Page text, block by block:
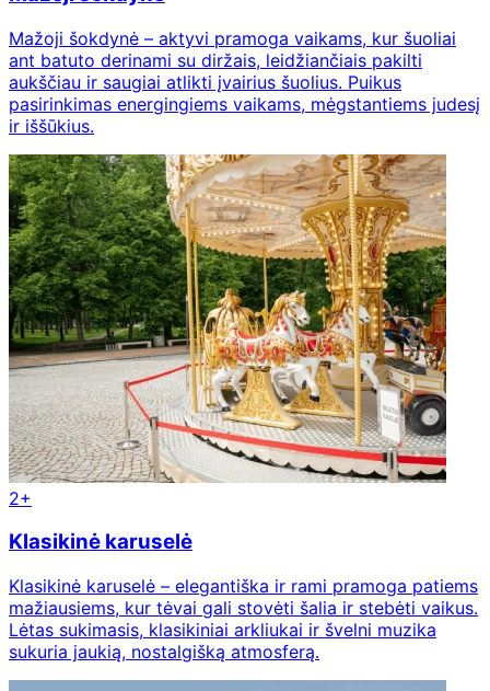
Mažoji šokdynė – aktyvi pramoga vaikams, kur šuoliai
ant batuto derinami su diržais, leidžiančiais pakilti
aukščiau ir saugiai atlikti įvairius šuolius. Puikus
pasirinkimas energingiems vaikams, mėgstantiems judesį
ir iššūkius.
2+
Klasikinė karuselė
Klasikinė karuselė – elegantiška ir rami pramoga patiems
mažiausiems, kur tėvai gali stovėti šalia ir stebėti vaikus.
Lėtas sukimasis, klasikiniai arkliukai ir švelni muzika
sukuria jaukią, nostalgišką atmosferą.